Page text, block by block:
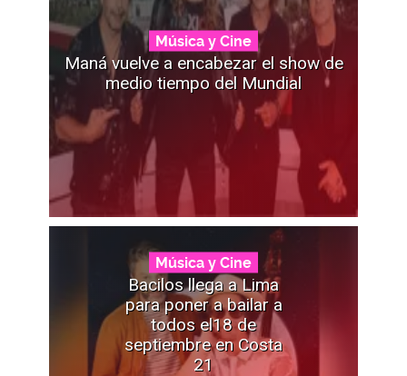
Música y Cine
Maná vuelve a encabezar el show de
medio tiempo del Mundial
Música y Cine
Bacilos llega a Lima
para poner a bailar a
todos el18 de
septiembre en Costa
21